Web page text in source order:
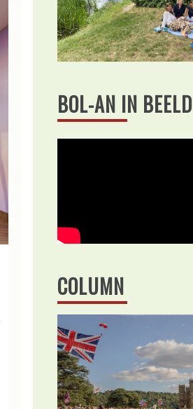
BOL-AN IN BEELD
COLUMN